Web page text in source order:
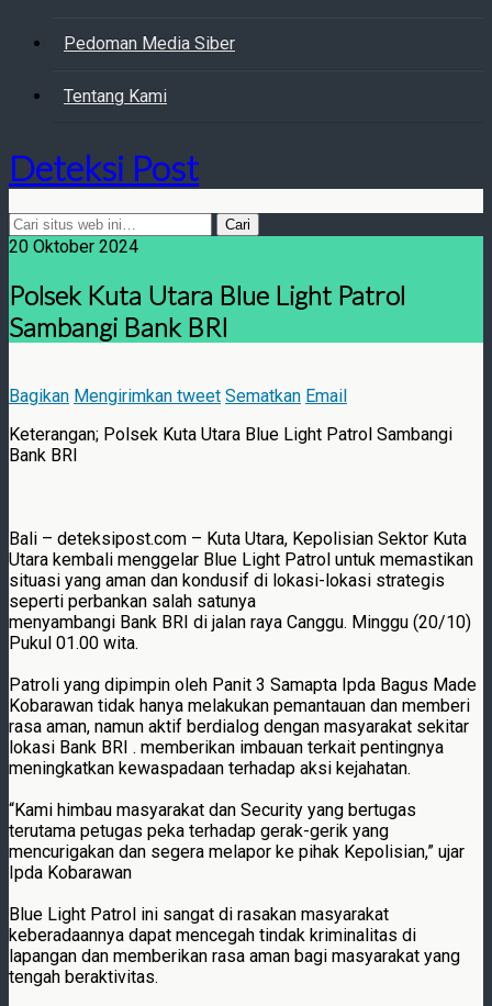
Pedoman Media Siber
Tentang Kami
Deteksi Post
20 Oktober 2024
Polsek Kuta Utara Blue Light Patrol
Sambangi Bank BRI
Bagikan Mengirimkan tweet Sematkan Email
Keterangan; Polsek Kuta Utara Blue Light Patrol Sambangi
Bank BRI
Bali – deteksipost.com – Kuta Utara, Kepolisian Sektor Kuta
Utara kembali menggelar Blue Light Patrol untuk memastikan
situasi yang aman dan kondusif di lokasi-lokasi strategis
seperti perbankan salah satunya
menyambangi Bank BRI di jalan raya Canggu. Minggu (20/10)
Pukul 01.00 wita.
Patroli yang dipimpin oleh Panit 3 Samapta Ipda Bagus Made
Kobarawan tidak hanya melakukan pemantauan dan memberi
rasa aman, namun aktif berdialog dengan masyarakat sekitar
lokasi Bank BRI . memberikan imbauan terkait pentingnya
meningkatkan kewaspadaan terhadap aksi kejahatan.
“Kami himbau masyarakat dan Security yang bertugas
terutama petugas peka terhadap gerak-gerik yang
mencurigakan dan segera melapor ke pihak Kepolisian,” ujar
Ipda Kobarawan
Blue Light Patrol ini sangat di rasakan masyarakat
keberadaannya dapat mencegah tindak kriminalitas di
lapangan dan memberikan rasa aman bagi masyarakat yang
tengah beraktivitas.